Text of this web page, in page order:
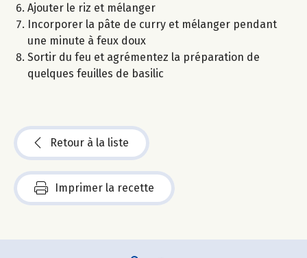
Ajouter le riz et mélanger
Incorporer la pâte de curry et mélanger pendant
une minute à feux doux
Sortir du feu et agrémentez la préparation de
quelques feuilles de basilic
Retour à la liste
Imprimer la recette